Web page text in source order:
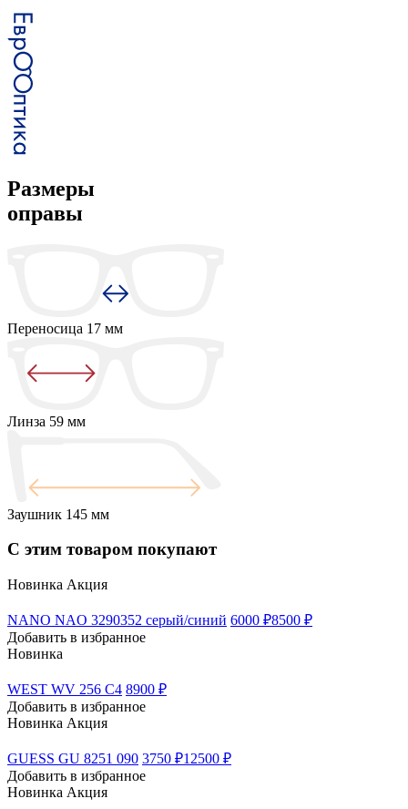
Размеры
оправы
Переносица 17 мм
Линза 59 мм
Заушник 145 мм
С этим товаром покупают
Новинка Акция
NANO NAO 3290352 серый/синий 6000 ₽8500 ₽
Добавить в избранное
Новинка
WEST WV 256 C4 8900 ₽
Добавить в избранное
Новинка Акция
GUESS GU 8251 090 3750 ₽12500 ₽
Добавить в избранное
Новинка Акция